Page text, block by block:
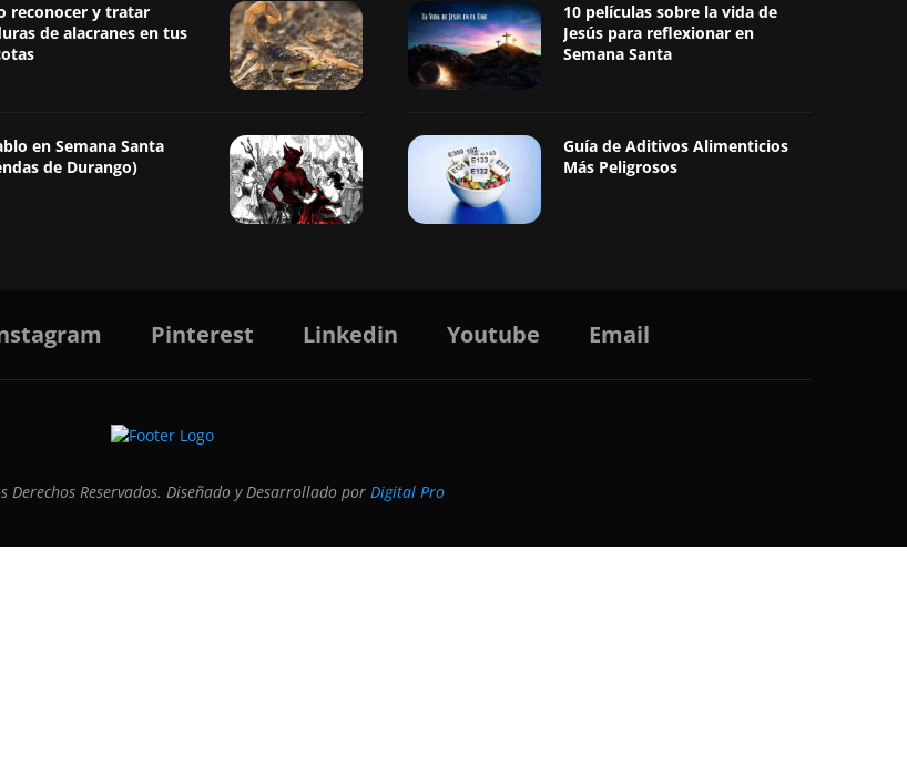
reconocer y tratar
de alacranes en tus
en Semana Santa
de Durango)
10 películas sobre la vida de
Jesús para reflexionar en
Semana Santa
Guía de Aditivos Alimenticios
Más Peligrosos
Pinterest Linkedin Youtube Email
Derechos Reservados. Diseñado y Desarrollado por Digital Pro